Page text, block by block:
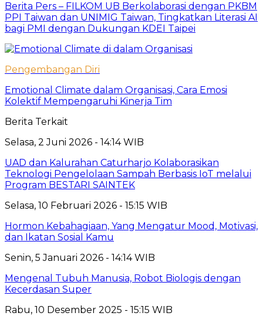
Berita Pers – FILKOM UB Berkolaborasi dengan PKBM
PPI Taiwan dan UNIMIG Taiwan, Tingkatkan Literasi AI
bagi PMI dengan Dukungan KDEI Taipei
Pengembangan Diri
Emotional Climate dalam Organisasi, Cara Emosi
Kolektif Mempengaruhi Kinerja Tim
Berita Terkait
Selasa, 2 Juni 2026 - 14:14 WIB
UAD dan Kalurahan Caturharjo Kolaborasikan
Teknologi Pengelolaan Sampah Berbasis IoT melalui
Program BESTARI SAINTEK
Selasa, 10 Februari 2026 - 15:15 WIB
Hormon Kebahagiaan, Yang Mengatur Mood, Motivasi,
dan Ikatan Sosial Kamu
Senin, 5 Januari 2026 - 14:14 WIB
Mengenal Tubuh Manusia, Robot Biologis dengan
Kecerdasan Super
Rabu, 10 Desember 2025 - 15:15 WIB